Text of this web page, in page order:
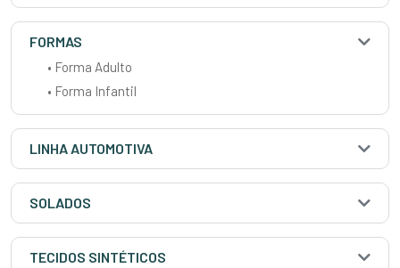
FORMAS
• Forma Adulto
• Forma Infantil
LINHA AUTOMOTIVA
SOLADOS
TECIDOS SINTÉTICOS